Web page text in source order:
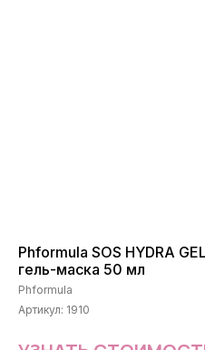
Phformula SOS HYDRA
гель-маска 50 мл
Phformula
Артикул: 1910